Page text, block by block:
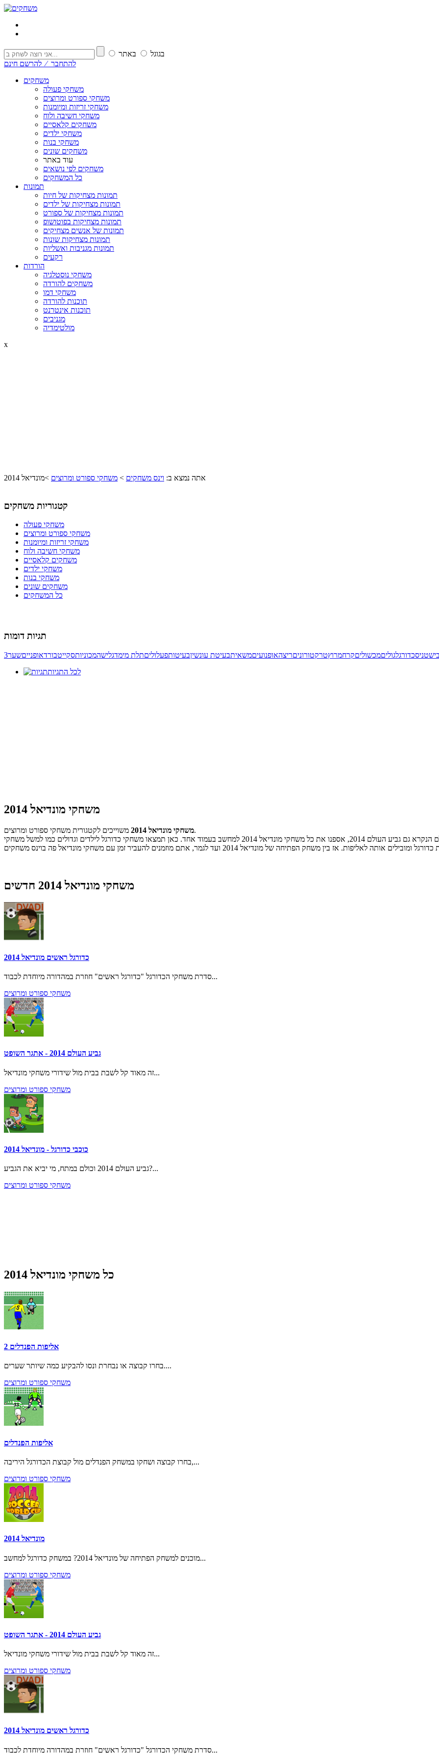
בגוגל
באתר
להתחבר ⁄ להרשם חינם
משחקים
משחקי פעולה
משחקי ספורט ומרוצים
משחקי זריזות ומיומנות
משחקי חשיבה ולוח
משחקים קלאסיים
משחקי ילדים
משחקי בנות
משחקים שונים
עוד באתר
משחקים לפי נושאים
כל המשחקים
תמונות
תמונות מצחיקות של חיות
תמונות מצחיקות של ילדים
תמונות מצחיקות של ספורט
תמונות מצחיקות בפוטושופ
תמונות של אנשים מצחיקים
תמונות מצחיקות שונות
תמונות מגניבות ואשליות
רקעים
הורדות
משחקי נוסטלגיה
משחקים להורדה
משחקי דמו
תוכנות להורדה
תוכנות אינטרנט
מגניבים
מולטימדיה
x
אתה נמצא ב: וינס משחקים > משחקי ספורט ומרוצים >מונדיאל 2014
קטגוריות משחקים
משחקי פעולה
משחקי ספורט ומרוצים
משחקי זריזות ומיומנות
משחקי חשיבה ולוח
משחקים קלאסיים
משחקי ילדים
משחקי בנות
משחקים שונים
כל המשחקים
תגיות דומות
טניסכדורגלגוליםמכשוליםקרחמרוץטרקטורוניםריצהאופנועיםמשאיתבעיטת עונשיןבעיטותפעלוליםתלת מימדגלישהמכוניותסקייטבורדאופנייםשער
לכל התגיות
משחקי מונדיאל 2014
משחקי מונדיאל 2014משוייכים לקטגורית משחקי ספורט ומרוצים.
הנה זה הגיע, מונדיאל 2014 בברזיל! לכבוד ארוע הכדורגל הכי חשוב בעולם הנקרא גם גביע העולם 2014, אספנו את כל משחקי מונדיאל 2014 למחשב בעמוד אחד. כאן תמצאו משחקי כדורגל לילדים וגדולים כמו למשל משחקי
משחקי מונדיאל 2014 חדשים
כדורגל ראשים מונדיאל 2014
סדרת משחקי הכדורגל "כדורגל ראשים" חוזרת במהדורה מיוחדת לכבוד...
משחקי ספורט ומרוצים
גביע העולם 2014 - אתגר השופט
זה מאוד קל לשבת בבית מול שידורי משחקי מונדיאל...
משחקי ספורט ומרוצים
כוכבי כדורגל - מונדיאל 2014
גביע העולם 2014 וכולם במתח, מי יביא את הגביע?...
משחקי ספורט ומרוצים
כל משחקי מונדיאל 2014
אליפות הפנדלים 2
בחרו קבוצה או נבחרת ונסו להבקיע כמה שיותר שערים....
משחקי ספורט ומרוצים
אליפות הפנדלים
בחרו קבוצה ושחקו במשחק הפנדלים מול קבוצת הכדורגל היריבה,...
משחקי ספורט ומרוצים
מונדיאל 2014
מוכנים למשחק הפתיחה של מונדיאל 2014? במשחק כדורגל למחשב...
משחקי ספורט ומרוצים
גביע העולם 2014 - אתגר השופט
זה מאוד קל לשבת בבית מול שידורי משחקי מונדיאל...
משחקי ספורט ומרוצים
כדורגל ראשים מונדיאל 2014
סדרת משחקי הכדורגל "כדורגל ראשים" חוזרת במהדורה מיוחדת לכבוד...